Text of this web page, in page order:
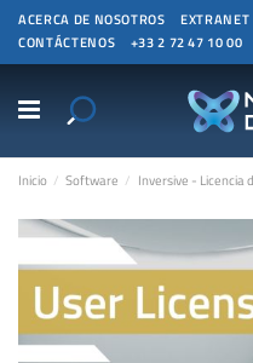
ACERCA DE NOSOTROS EXTRANET
CONTÁCTENOS
+33 2 72 47 10 00
Inicio Software Inversive - Licencia